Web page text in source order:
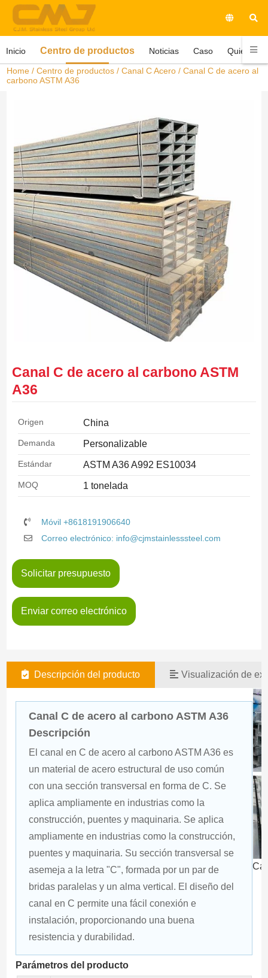
Inicio Centro de productos Noticias Caso Quiénes
Home /Centro de productos /Canal C Acero / Canal C de acero al
carbono ASTM A36
Canal C de acero al carbono ASTM
A36
Origen China
Demanda Personalizable
Estándar ASTM A36 A992 ES10034
MOQ 1 tonelada
Móvil +8618191906640
Correo electrónico: info@cjmstainlesssteel.com
Solicitar presupuesto
Enviar correo electrónico
Descripción del producto Visualización de
Canal C de acero al carbono ASTM A36
Descripción
El canal en C de acero al carbono ASTM A36 es
un material de acero estructural de uso común
con una sección transversal en forma de C. Se
aplica ampliamente en industrias como la
construcción, puentes y maquinaria. Se aplica
ampliamente en industrias como la construcción,
puentes y maquinaria. Su sección transversal se
asemeja a la letra "C", formada por un par de
bridas paralelas y un alma vertical. El diseño del
canal en C permite una fácil conexión e
instalación, proporcionando una buena
resistencia y durabilidad.
Parámetros del producto